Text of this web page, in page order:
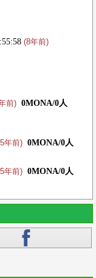
(8年前)
前) 0MONA/0人
年前) 0MONA/0人
年前) 0MONA/0人